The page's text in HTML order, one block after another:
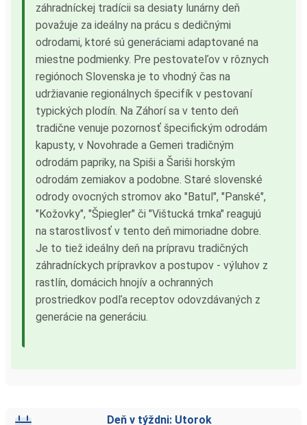
záhradníckej tradícii sa desiaty lunárny deň
považuje za ideálny na prácu s dedičnými
odrodami, ktoré sú generáciami adaptované na
miestne podmienky. Pre pestovateľov v rôznych
regiónoch Slovenska je to vhodný čas na
udržiavanie regionálnych špecifík v pestovaní
typických plodín. Na Záhorí sa v tento deň
tradične venuje pozornosť špecifickým odrodám
kapusty, v Novohrade a Gemeri tradičným
odrodám papriky, na Spiši a Šariši horským
odrodám zemiakov a podobne. Staré slovenské
odrody ovocných stromov ako "Batul", "Panské",
"Kožovky", "Špiegler" či "Vištucká trnka" reagujú
na starostlivosť v tento deň mimoriadne dobre.
Je to tiež ideálny deň na prípravu tradičných
záhradníckych prípravkov a postupov - výluhov z
rastlín, domácich hnojív a ochranných
prostriedkov podľa receptov odovzdávaných z
generácie na generáciu.
Deň v týždni: Utorok